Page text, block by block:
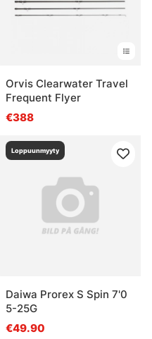
Orvis Clearwater Travel
Frequent Flyer
€388
Loppuunmyyty
Daiwa Prorex S Spin 7'0
5-25G
€49.90